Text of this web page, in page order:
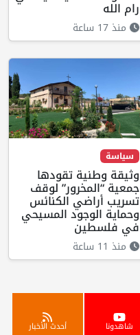
رام الله
منذ 17 ساعة
سياسة
وثيقة وطنية تقودها
جمعية “المخرور” لوقف
تسريب أراضي الكنائس
وحماية الوجود المسيحي
في فلسطين
منذ 11 ساعة
شاهدونا أحدث الأخبار